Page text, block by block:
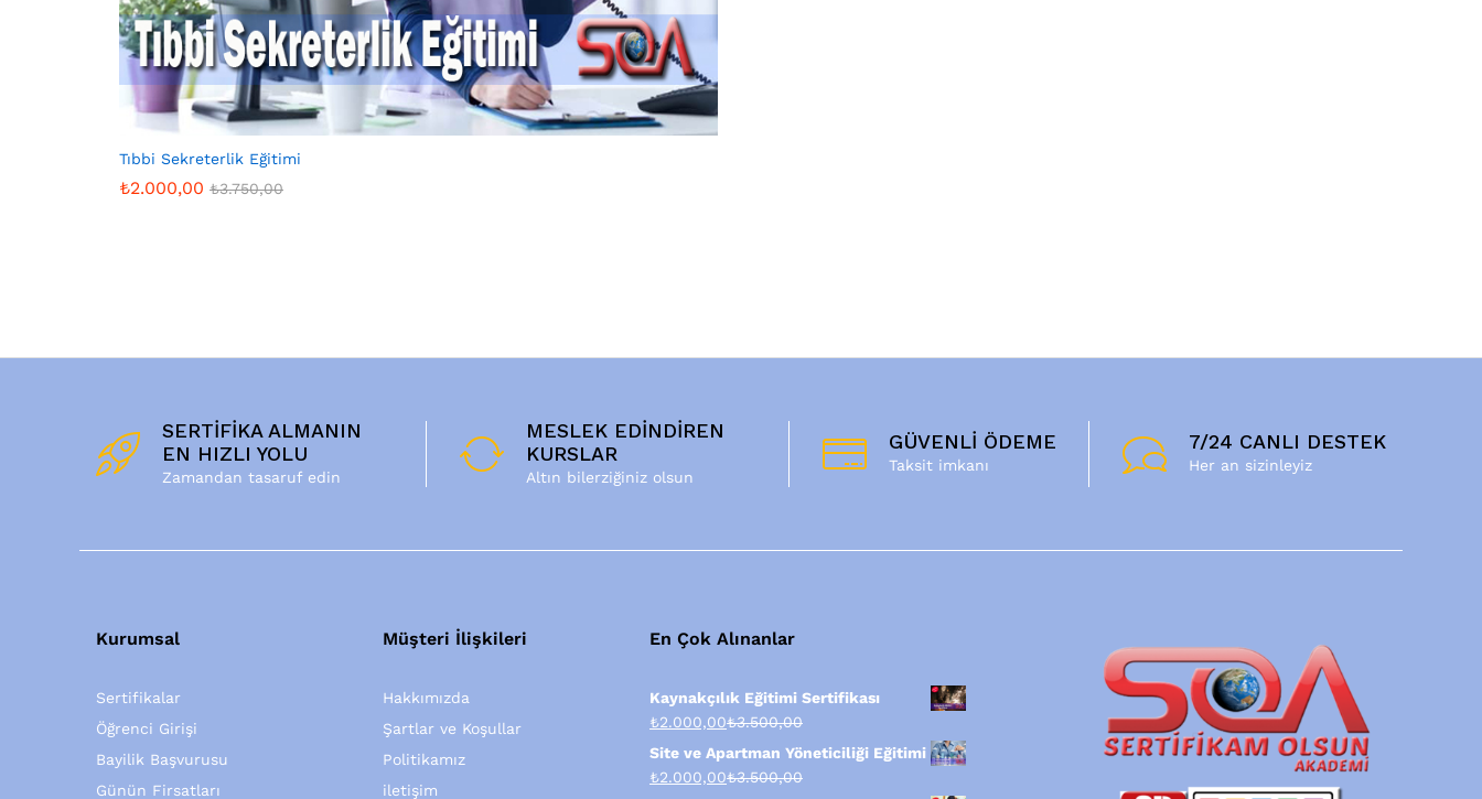
Tıbbi Sekreterlik Eğitimi
₺2.000,00 ₺3.750,00
SERTİFİKA ALMANIN
EN HIZLI YOLU
Zamandan tasaruf edin
MESLEK EDİNDİREN
KURSLAR
Altın bilerziğiniz olsun
GÜVENLİ ÖDEME
Taksit imkanı
7/24 CANLI DESTEK
Her an sizinleyiz
Kurumsal
Sertifikalar
Öğrenci Girişi
Bayilik Başvurusu
Günün Firsatları
Müşteri İlişkileri
Hakkımızda
Şartlar ve Koşullar
Politikamız
iletişim
En Çok Alınanlar
Kaynakçılık Eğitimi Sertifikası
₺2.000,00₺3.500,00
Site ve Apartman Yöneticiliği Eğitimi
₺2.000,00₺3.500,00